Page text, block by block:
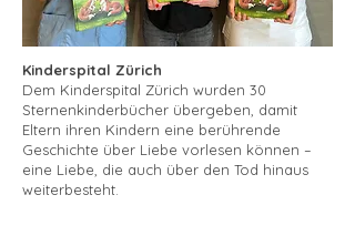
Kinderspital Zürich
Dem Kinderspital Zürich wurden 30
Sternenkinderbücher übergeben, damit
Eltern ihren Kindern eine berührende
Geschichte über Liebe vorlesen können –
eine Liebe, die auch über den Tod hinaus
weiterbesteht.